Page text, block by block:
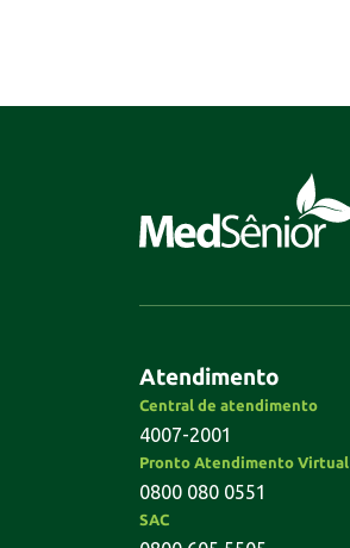
Atendimento
Central de atendimento
4007-2001
Pronto Atendimento Virtual
0800 080 0551
SAC